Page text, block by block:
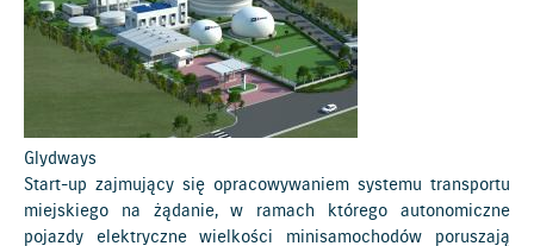
Glydways
Start-up zajmujący się opracowywaniem systemu transportu
miejskiego na żądanie, w ramach którego autonomiczne
pojazdy elektryczne wielkości minisamochodów poruszają